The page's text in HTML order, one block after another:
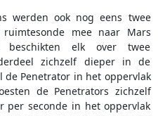
werden ook nog eens twee
mee naar Mars
beschikten elk over twee
zichzelf dieper in de
de Penetrator in het oppervlak
de Penetrators zichzelf
per seconde in het oppervlak